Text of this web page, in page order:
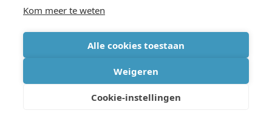
Kom meer te weten
Alle cookies toestaan
Weigeren
Cookie-instellingen
“En ondertussen bieden we nog een extra
meerwaarde doordat we nu ook wifipakketten
kunnen verrijken met realtime netwerk- en end-